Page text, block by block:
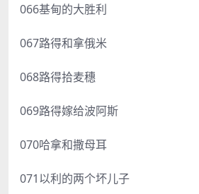
066基甸的大胜利
067路得和拿俄米
068路得拾麦穗
069路得嫁给波阿斯
070哈拿和撒母耳
071以利的两个坏儿子